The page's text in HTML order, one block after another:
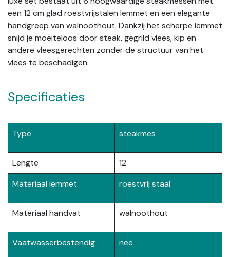
een 12 cm glad roestvrijstalen lemmet en een elegante
handgreep van walnoothout. Dankzij het scherpe lemmet
snijd je moeiteloos door steak, gegrild vlees, kip en
andere vleesgerechten zonder de structuur van het
vlees te beschadigen.
Specificaties
Type steakmes
Lengte
12
Materiaal lemmet
roestvrij staal
Materiaal handvat walnoothout
Vaatwasserbestendig nee